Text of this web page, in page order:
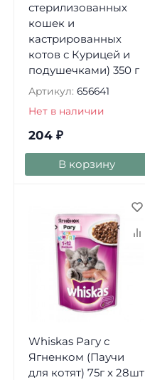
стерилизованных
кошек и
кастрированных
котов с Курицей и
подушечками) 350 г
Артикул: 656641
Нет в наличии
204 ₽
В корзину
Whiskas Рагу с
Ягненком (Паучи
для котят) 75г х 28шт